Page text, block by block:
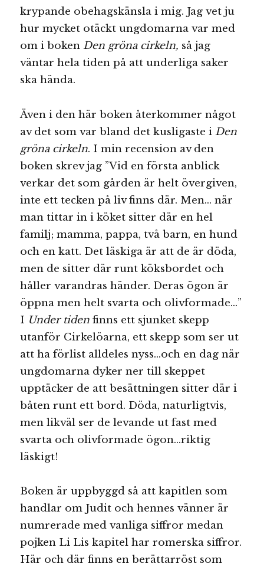
krypande obehagskänsla i mig. Jag vet ju
hur mycket otäckt ungdomarna var med
om i bokenDen gröna cirkeln, så jag
väntar hela tiden på att underliga saker
ska hända.
Även i den här boken återkommer något
av det som var bland det kusligaste iDen
gröna cirkeln. I min recension av den
boken skrev jag ”Vid en första anblick
verkar det som gården är helt övergiven,
inte ett tecken på liv finns där. Men… när
man tittar in i köket sitter där en hel
familj; mamma, pappa, två barn, en hund
och en katt. Det läskiga är att de är döda,
men de sitter där runt köksbordet och
håller varandras händer. Deras ögon är
öppna men helt svarta och olivformade…”
I Under tidenfinns ett sjunket skepp
utanför Cirkelöarna, ett skepp som ser ut
att ha förlist alldeles nyss…och en dag när
ungdomarna dyker ner till skeppet
upptäcker de att besättningen sitter där i
båten runt ett bord. Döda, naturligtvis,
men likväl ser de levande ut fast med
svarta och olivformade ögon…riktig
läskigt!
Boken är uppbyggd så att kapitlen som
handlar om Judit och hennes vänner är
numrerade med vanliga siffror medan
pojken Li Lis kapitel har romerska siffror.
Här och där finns en berättarröst som